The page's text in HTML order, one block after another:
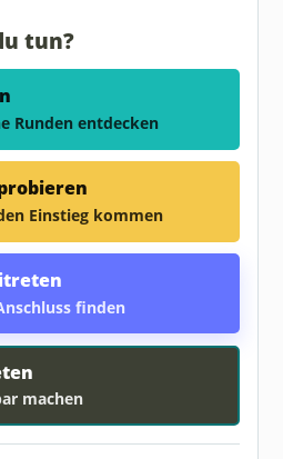
tun?
Runden entdecken
Einstieg kommen
finden
machen